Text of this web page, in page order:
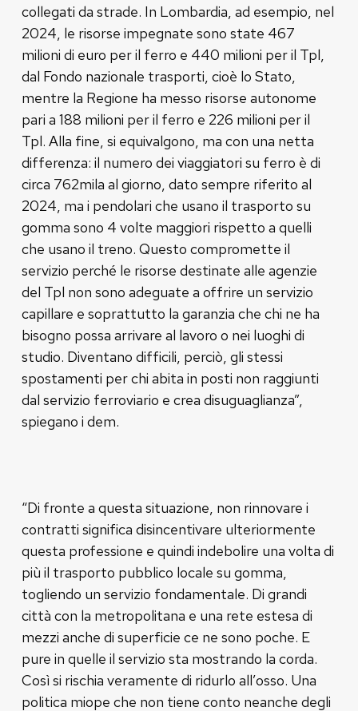
collegati da strade. In Lombardia, ad esempio, nel
2024, le risorse impegnate sono state 467
milioni di euro per il ferro e 440 milioni per il Tpl,
dal Fondo nazionale trasporti, cioè lo Stato,
mentre la Regione ha messo risorse autonome
pari a 188 milioni per il ferro e 226 milioni per il
Tpl. Alla fine, si equivalgono, ma con una netta
differenza: il numero dei viaggiatori su ferro è di
circa 762mila al giorno, dato sempre riferito al
2024, ma i pendolari che usano il trasporto su
gomma sono 4 volte maggiori rispetto a quelli
che usano il treno. Questo compromette il
servizio perché le risorse destinate alle agenzie
del Tpl non sono adeguate a offrire un servizio
capillare e soprattutto la garanzia che chi ne ha
bisogno possa arrivare al lavoro o nei luoghi di
studio. Diventano difficili, perciò, gli stessi
spostamenti per chi abita in posti non raggiunti
dal servizio ferroviario e crea disuguaglianza”,
spiegano i dem.
“Di fronte a questa situazione, non rinnovare i
contratti significa disincentivare ulteriormente
questa professione e quindi indebolire una volta di
più il trasporto pubblico locale su gomma,
togliendo un servizio fondamentale. Di grandi
città con la metropolitana e una rete estesa di
mezzi anche di superficie ce ne sono poche. E
pure in quelle il servizio sta mostrando la corda.
Così si rischia veramente di ridurlo all’osso. Una
politica miope che non tiene conto neanche degli